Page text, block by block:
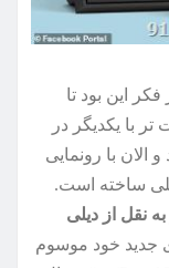
فکر این بود تا
با یکدیگر در
الان با رونمایی
ساخته است.
ایسنا و به نقل از دیلی
جدید خود موسوم